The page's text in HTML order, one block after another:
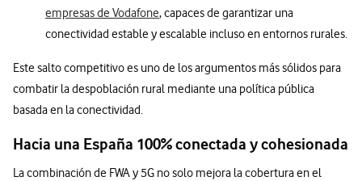
empresas de Vodafone, capaces de garantizar una
conectividad estable y escalable incluso en entornos rurales.
Este salto competitivo es uno de los argumentos más sólidos para
combatir la despoblación rural mediante una política pública
basada en la conectividad.
Hacia una España 100% conectada y cohesionada
La combinación de FWA y 5G no solo mejora la cobertura en el